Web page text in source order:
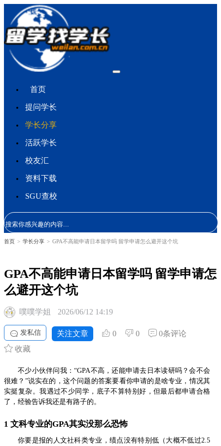
首页
提问学长
学长分享
活跃学长
校友汇
资料下载
SGU查校
首页 > 学长分享 > GPA不高能申请日本留学吗 留学申请怎么避开这个坑
GPA不高能申请日本留学吗 留学申请怎
么避开这个坑
噗噗学姐 2026/06/12 14:19
发私信 关注文章 0 0
0条评论
收藏
不少小伙伴问我：“GPA不高，还能申请去日本读研吗？会不会
很难？”说实在的，这个问题的答案要看你申请的是啥专业，情况其
实挺复杂。我遇过不少同学，底子不算特别好，但最后都申请合格
了，经验告诉我还是有路子的。
1 文科专业的GPA其实没那么恐怖
你要是报的人文社科类专业，绩点没有特别低（大概不低过2.5